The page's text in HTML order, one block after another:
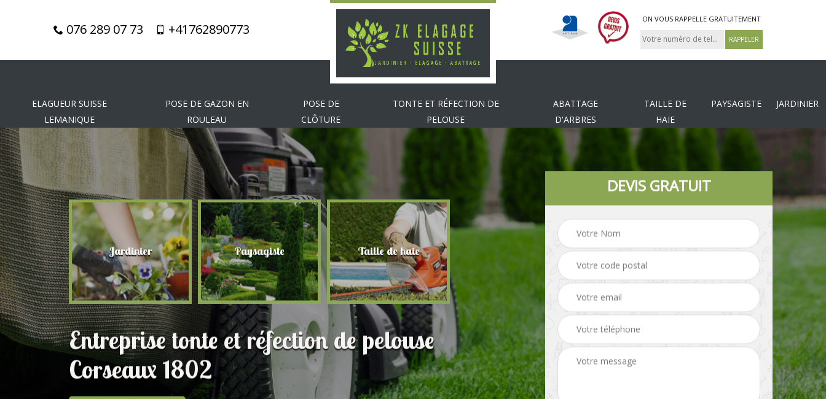
076 289 07 73 +41762890773
ON VOUS RAPPELLE GRATUITEMENT
ELAGUEUR SUISSE
LEMANIQUE
POSE DE GAZON EN
ROULEAU
POSE DE
CLÔTURE
TONTE ET RÉFECTION DE
PELOUSE
ABATTAGE
D'ARBRES
TAILLE DE
HAIE
PAYSAGISTE JARDINIER
Jardinier Paysagiste Taille de haie Abattage d'arbres Tonte et réfection de Pose de clôture
Entreprise tonte et réfection de pelouse
Corseaux 1802
DEVIS GRATUIT